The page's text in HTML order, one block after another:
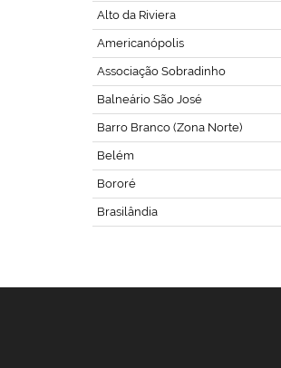
Alto da Riviera
Americanópolis
Associação Sobradinho
Balneário São José
Barro Branco (Zona Norte)
Belém
Bororé
Brasilândia